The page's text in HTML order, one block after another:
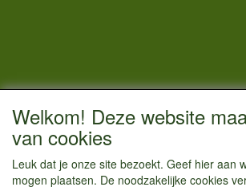
CONTACTGEGEVENS
Vestigingsadres:
Hoofdweg 36
Welkom! Deze website
van cookies
Leuk dat je onze site bezoekt. Geef hier aan
mogen plaatsen. De noodzakelijke cookies